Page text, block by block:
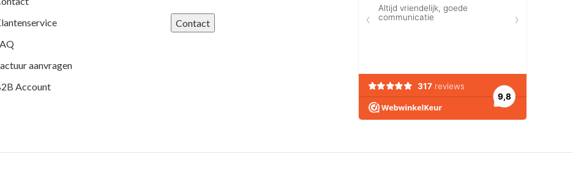
aanvragen
Account
Contact